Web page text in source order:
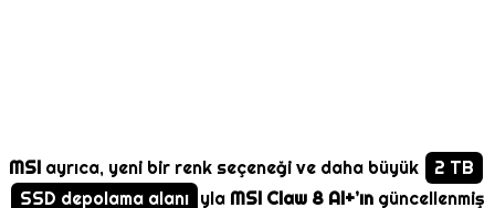
MSI ayrıca, yeni bir renk seçeneği ve daha büyük
2 TB
SSD depolama alanı yla MSI Claw 8 AI+’ın güncellenmiş